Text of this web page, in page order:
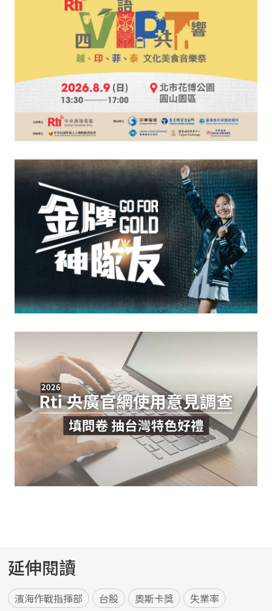
延伸閱讀
濱海作戰指揮部 台股 奧斯卡獎
失業率